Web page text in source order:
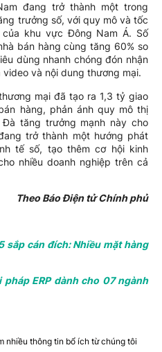
đang trở thành một trong
trưởng số, với quy mô và tốc
khu vực Đông Nam Á. Số
bán hàng cùng tăng 60% so
dùng nhanh chóng đón nhận
và nội dung thương mại.
mại đã tạo ra 1,3 tỷ giao
hàng, phản ánh quy mô thị
tăng trưởng mạnh này cho
trở thành một hướng phát
tế số, tạo thêm cơ hội kinh
nhiều doanh nghiệp trên cả
Theo Báo Điện tử Chính phủ
sắp cán đích: Nhiều mặt hàng
pháp ERP dành cho 07 ngành
nhiều thông tin bổ ích từ chúng tôi​